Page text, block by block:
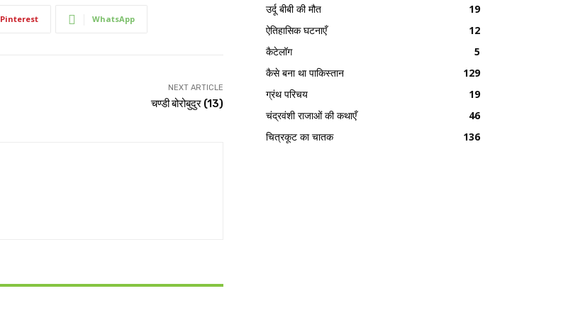
Pinterest WhatsApp
NEXT ARTICLE
चण्डी बोरोबुदुर (13)
उर्दू बीबी की मौत
19
ऐतिहासिक घटनाएँ
12
कैटेलॉग
5
कैसे बना था पाकिस्तान
129
ग्रंथ परिचय
19
चंद्रवंशी राजाओं की कथाएँ
46
चित्रकूट का चातक
136